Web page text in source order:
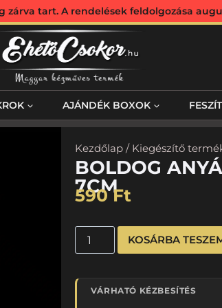
tart. A rendelések feldolgozása
AJÁNDÉK BOXOK
Kezdőlap/ Kiegészítő
BOLDOG
7CM
590Ft
KOSÁRBA
VÁRHATÓ KÉZBESÍTÉS